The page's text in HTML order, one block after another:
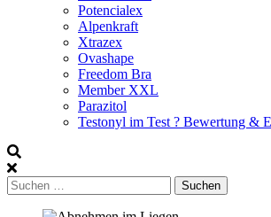
Potencialex
Alpenkraft
Xtrazex
Ovashape
Freedom Bra
Member XXL
Parazitol
Testonyl im Test ? Bewertung &
Suchen
nach: